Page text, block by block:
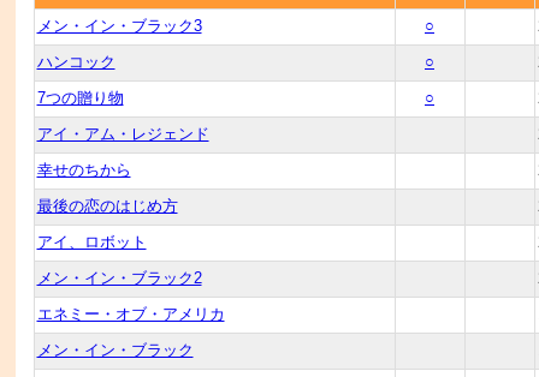
メン・イン・ブラック3 ○
ハンコック ○
7つの贈り物 ○
アイ・アム・レジェンド
幸せのちから
最後の恋のはじめ方
アイ、ロボット
メン・イン・ブラック2
エネミー・オブ・アメリカ
メン・イン・ブラック